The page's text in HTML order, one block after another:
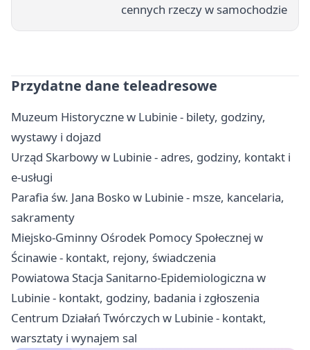
cennych rzeczy w samochodzie
Przydatne dane teleadresowe
Muzeum Historyczne w Lubinie - bilety, godziny,
wystawy i dojazd
Urząd Skarbowy w Lubinie - adres, godziny, kontakt i
e-usługi
Parafia św. Jana Bosko w Lubinie - msze, kancelaria,
sakramenty
Miejsko-Gminny Ośrodek Pomocy Społecznej w
Ścinawie - kontakt, rejony, świadczenia
Powiatowa Stacja Sanitarno-Epidemiologiczna w
Lubinie - kontakt, godziny, badania i zgłoszenia
Centrum Działań Twórczych w Lubinie - kontakt,
warsztaty i wynajem sal